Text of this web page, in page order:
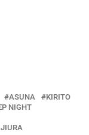
ASUNA
KIRITO
NIGHT